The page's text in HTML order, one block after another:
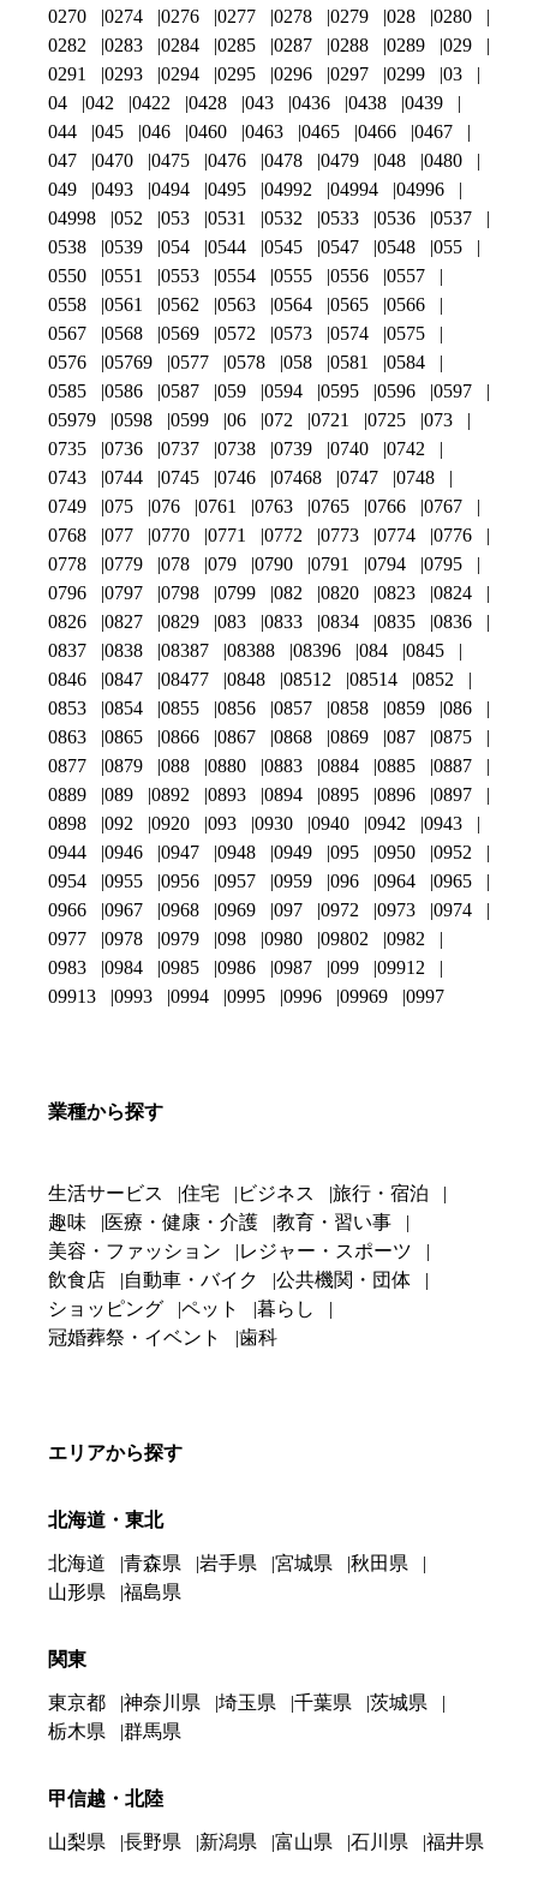
0270
0274 0276 0277 0278 0279 028
0280
0282
0283 0284 0285 0287 0288 0289
029
0291
0293 0294 0295 0296 0297 0299
03
04
042 0422 0428 043 0436 0438
0439
044
045 046 0460 0463 0465 0466
0467
047
0470 0475 0476 0478 0479 048
0480
049
0493 0494 0495 04992 04994
04996
04998
052 053 0531 0532 0533 0536
0537
0538
0539 054 0544 0545 0547 0548
055
0550
0551 0553 0554 0555 0556
0557
0558
0561 0562 0563 0564 0565
0566
0567
0568 0569 0572 0573 0574
0575
0576
05769 0577 0578 058 0581
0584
0585
0586 0587 059 0594 0595 0596
0597
05979
0598 0599 06 072 0721 0725
073
0735
0736 0737 0738 0739 0740
0742
0743
0744 0745 0746 07468 0747
0748
0749
075 076 0761 0763 0765 0766
0767
0768
077 0770 0771 0772 0773 0774
0776
0778
0779 078 079 0790 0791 0794
0795
0796
0797 0798 0799 082 0820 0823
0824
0826
0827 0829 083 0833 0834 0835
0836
0837
0838 08387 08388 08396 084
0845
0846
0847 08477 0848 08512 08514
0852
0853
0854 0855 0856 0857 0858 0859
086
0863
0865 0866 0867 0868 0869 087
0875
0877
0879 088 0880 0883 0884 0885
0887
0889
089 0892 0893 0894 0895 0896
0897
0898
092 0920 093 0930 0940 0942
0943
0944
0946 0947 0948 0949 095 0950
0952
0954
0955 0956 0957 0959 096 0964
0965
0966
0967 0968 0969 097 0972 0973
0974
0977
0978 0979 098 0980 09802
0982
0983
0984 0985 0986 0987 099
09912
09913
0993 0994 0995 0996 09969 0997
業種から探す
生活サービス 住宅 ビジネス
旅行・宿泊
趣味
医療・健康・介護
教育・習い事
美容・ファッション
レジャー・スポーツ
飲食店
自動車・バイク
公共機関・団体
ショッピング
ペット
暮らし
冠婚葬祭・イベント
歯科
エリアから探す
北海道・東北
北海道 青森県 岩手県 宮城県
秋田県
山形県
福島県
関東
東京都 神奈川県 埼玉県 千葉県
茨城県
栃木県
群馬県
甲信越・北陸
山梨県 長野県 新潟県 富山県 石川県 福井県